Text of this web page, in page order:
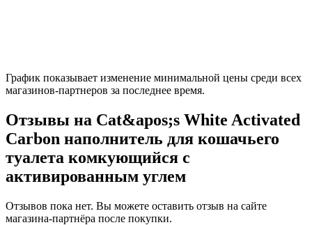
График показывает изменение минимальной цены среди всех
магазинов-партнеров за последнее время.
Отзывы на Cat&apos;s White Activated
Carbon наполнитель для кошачьего
туалета комкующийся с
активированным углем
Отзывов пока нет. Вы можете оставить отзыв на сайте
магазина-партнёра после покупки.